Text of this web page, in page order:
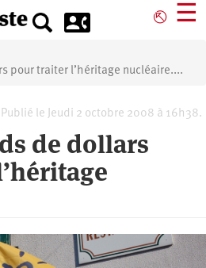
⎋ ☰
pour traiter l’héritage nucléaire....
Publié le Jeudi 2 octobre 2008 à 16h38.
de dollars